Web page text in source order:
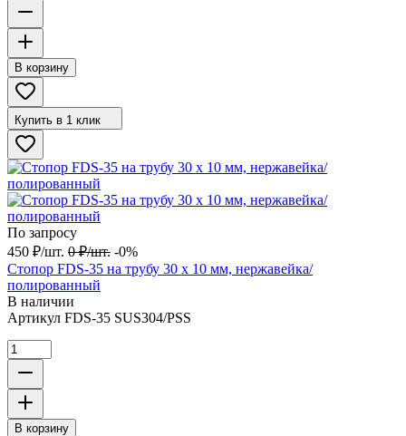
В корзину
Купить в 1 клик
По запросу
450 ₽/шт. 0 ₽/шт. -0%
Стопор FDS-35 на трубу 30 х 10 мм, нержавейка/
полированный
В наличии
Артикул FDS-35 SUS304/PSS
В корзину